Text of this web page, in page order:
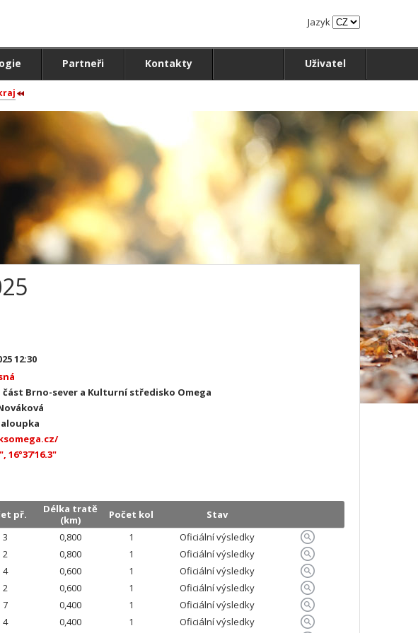
Jazyk
Partneři Kontakty Uživatel
12:30
část Brno-sever a Kulturní středisko Omega
16°37'16.3"
př.
Délka tratě
(km)
Počet kol
Stav
3 0,800 1
Oficiální výsledky
2 0,800 1
Oficiální výsledky
4 0,600 1
Oficiální výsledky
2 0,600 1
Oficiální výsledky
7 0,400 1
Oficiální výsledky
4 0,400 1
Oficiální výsledky